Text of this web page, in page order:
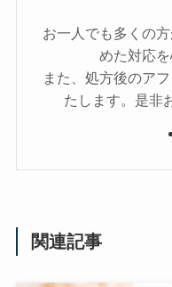
お一人でも多くの
めた対応を
また、処方後のア
たします。是非
関連記事